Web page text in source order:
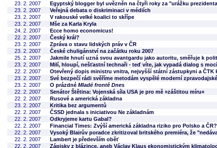
23. 2. 2007
Egyptský blogger byl uvězněn na čtyři roky za "urážku
23. 2. 2007
Veřejná debata o diskriminaci v médiích
23. 2. 2007
V rakouské velké koalici to skřípe
23. 2. 2007
Mše za Karla Kryla
24. 2. 2007
Ecce homo economicus!
22. 2. 2007
Český král?
23. 2. 2007
Zpráva o stavu lidských práv v ČR
23. 2. 2007
České chuligánství na začátku roku 2007
25. 2. 2007
Jakmile hnutí uzná svou avantgardu jako autoritu, směřuje k
23. 2. 2007
Milí, hloupí, nešťastní technaři - teď víte, jak vypadá dialog s mocí
22. 2. 2007
Otevřený dopis ministru vnitra, nejvyšší státní zástupkyni a ČTK
23. 2. 2007
Své bezpečí rádi svěříme metodám vyspělé moderní
23. 2. 2007
O prázdné Mladé frontě Dnes
22. 2. 2007
Senátor Štětina: Vojenská síla USA je pro mě »záštitou míru«
22. 2. 2007
Rusové a americká základna
23. 2. 2007
Kritika bez argumentů
22. 2. 2007
ČSSD jednala s iniciativou Ne základnám
22. 2. 2007
Odkryjeme kartu Gabal?
22. 2. 2007
Financial Times: Zvýší americká základna riziko pro Polsko a ČR?
22. 2. 2007
Vysoký Blairův poradce zkritizoval britského premiéra, že
22. 2. 2007
Lambert je především oběť
22. 2. 2007
Zápisky z blázince, aneb Václav Klaus ekonomistickým